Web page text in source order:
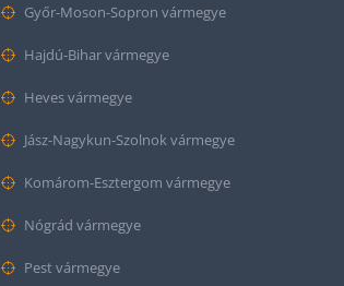
Győr-Moson-Sopron vármegye
Hajdú-Bihar vármegye
Heves vármegye
Jász-Nagykun-Szolnok vármegye
Komárom-Esztergom vármegye
Nógrád vármegye
Pest vármegye